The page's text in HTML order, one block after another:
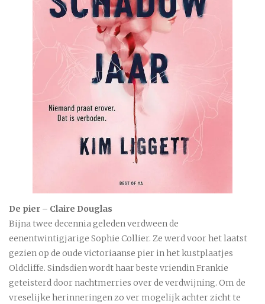
De pier – Claire Douglas
Bijna twee decennia geleden verdween de
eenentwintigjarige Sophie Collier. Ze werd voor het laatst
gezien op de oude victoriaanse pier in het kustplaatjes
Oldcliffe. Sindsdien wordt haar beste vriendin Frankie
geteisterd door nachtmerries over de verdwijning. Om de
vreselijke herinneringen zo ver mogelijk achter zicht te